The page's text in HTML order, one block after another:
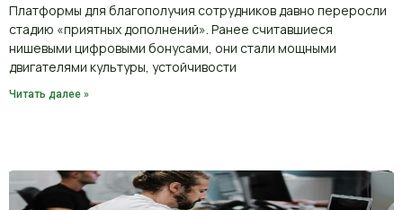
Платформы для благополучия сотрудников давно переросли
стадию «приятных дополнений». Ранее считавшиеся
нишевыми цифровыми бонусами, они стали мощными
двигателями культуры, устойчивости
Читать далее »